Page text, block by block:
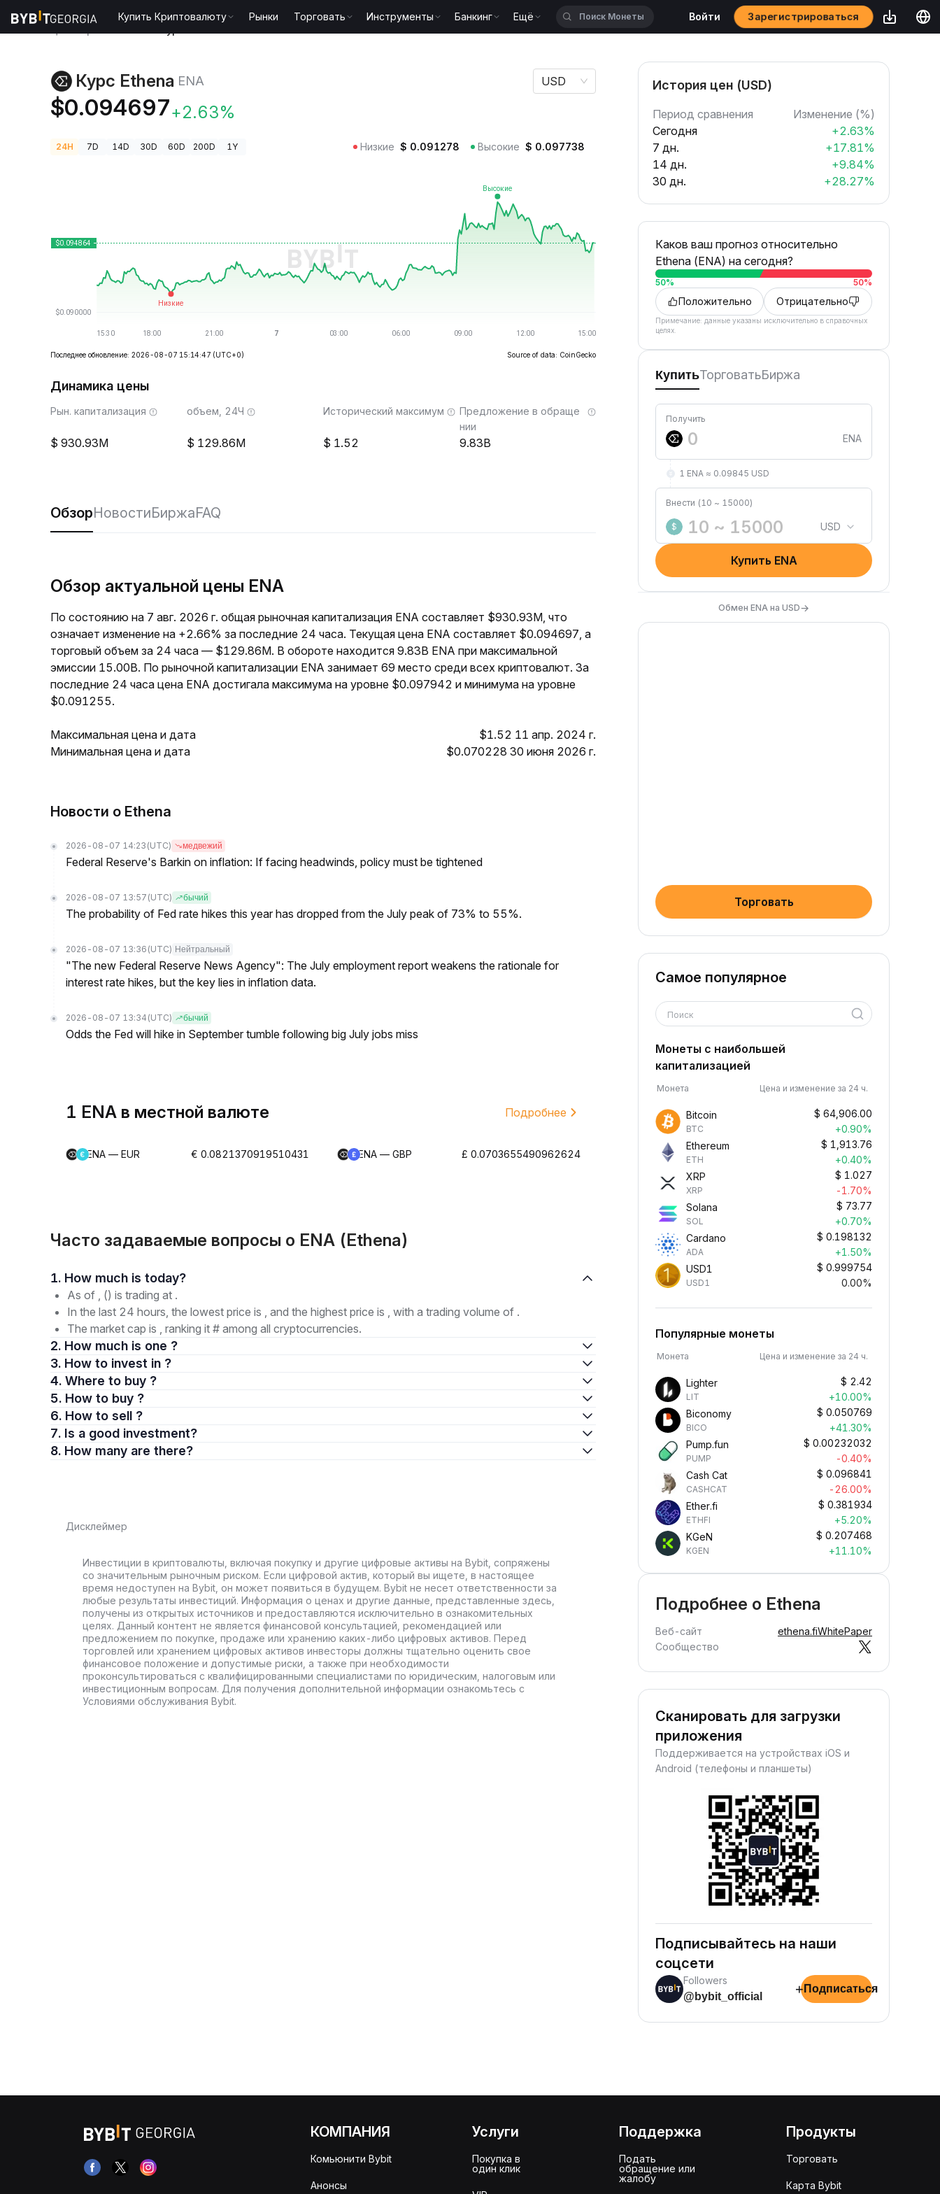
Купить Криптовалюту Рынки Торговать Инструменты Банкинг Ещё Войти Зарегистрироваться
Курс Ethena ENA
$0.094697+2.63%
USD
24H 7D 14D 30D 60D 200D 1Y Низкие $ 0.091278 Высокие $ 0.097738
Последнее обновление: 2026-08-07 15:14:47 (UTC+0) Source of data: CoinGecko
Динамика цены
Рын. капитализация
930.93M
объем, 24Ч
129.86M
Исторический максимум
1.52
Предложение в обраще
нии
9.83B
ОбзорНовостиБиржаFAQ
Обзор актуальной цены ENA
По состоянию на 7 авг. 2026 г. общая рыночная капитализация ENA составляет $930.93M, что
означает изменение на +2.66% за последние 24 часа. Текущая цена ENA составляет $0.094697, а
торговый объем за 24 часа — $129.86M. В обороте находится 9.83B ENA при максимальной
эмиссии 15.00B. По рыночной капитализации ENA занимает 69 место среди всех криптовалют. За
последние 24 часа цена ENA достигала максимума на уровне $0.097942 и минимума на уровне
$0.091255.
Максимальная цена и дата
$1.52 11 апр. 2024 г.
Минимальная цена и дата
$0.070228 30 июня 2026 г.
Новости о Ethena
2026-08-07 14:23 (UTC) медвежий
Federal Reserve's Barkin on inflation: If facing headwinds, policy must be tightened
2026-08-07 13:57 (UTC) бычий
The probability of Fed rate hikes this year has dropped from the July peak of 73% to 55%.
2026-08-07 13:36 (UTC) Нейтральный
"The new Federal Reserve News Agency": The July employment report weakens the rationale for
interest rate hikes, but the key lies in inflation data.
2026-08-07 13:34 (UTC) бычий
Odds the Fed will hike in September tumble following big July jobs miss
1 ENA в местной валюте Подробнее
ENA — EUR € 0.0821370919510431 ENA — GBP £ 0.0703655490962624
Часто задаваемые вопросы о ENA (Ethena)
1. How much is today?
As of , () is trading at .
In the last 24 hours, the lowest price is , and the highest price is , with a trading volume of .
The market cap is , ranking it # among all cryptocurrencies.
2. How much is one ?
3. How to invest in ?
4. Where to buy ?
5. How to buy ?
6. How to sell ?
7. Is a good investment?
8. How many are there?
Дисклеймер
Инвестиции в криптовалюты, включая покупку и другие цифровые активы на Bybit, сопряжены
со значительным рыночным риском. Если цифровой актив, который вы ищете, в настоящее
время недоступен на Bybit, он может появиться в будущем. Bybit не несет ответственности за
любые результаты инвестиций. Информация о ценах и другие данные, представленные здесь,
получены из открытых источников и предоставляются исключительно в ознакомительных
целях. Данный контент не является финансовой консультацией, рекомендацией или
предложением по покупке, продаже или хранению каких-либо цифровых активов. Перед
торговлей или хранением цифровых активов инвесторы должны тщательно оценить свое
финансовое положение и допустимые риски, а также при необходимости
проконсультироваться с квалифицированными специалистами по юридическим, налоговым или
инвестиционным вопросам. Для получения дополнительной информации ознакомьтесь с
Условиями обслуживания Bybit.
История цен (USD)
Период сравнения
Изменение (%)
Сегодня
+2.63%
7 дн.
+17.81%
14 дн.
+9.84%
30 дн.
+28.27%
Каков ваш прогноз относительно
Ethena (ENA) на сегодня?
50% 50%
Положительно Отрицательно
Примечание: данные указаны исключительно в справочных
целях.
КупитьТорговатьБиржа
Получить
ENA
1 ENA ≈ 0.09845 USD
Внести (10 ~ 15000)
$ USD
Купить ENA
Обмен ENA на USD→
Торговать
Самое популярное
Поиск
Монеты с наибольшей
капитализацией
Монета Цена и изменение за 24 ч.
Bitcoin
BTC
$ 64,906.00
+0.90%
Ethereum
ETH
$ 1,913.76
+0.40%
XRP
XRP
$ 1.027
-1.70%
Solana
SOL
$ 73.77
+0.70%
Cardano
ADA
$ 0.198132
+1.50%
USD1
USD1
$ 0.999754
0.00%
Популярные монеты
Монета Цена и изменение за 24 ч.
Lighter
LIT
$ 2.42
+10.00%
Biconomy
BICO
$ 0.050769
+41.30%
Pump.fun
PUMP
$ 0.00232032
-0.40%
Cash Cat
CASHCAT
$ 0.096841
-26.00%
Ether.fi
ETHFI
$ 0.381934
+5.20%
KGeN
KGEN
$ 0.207468
+11.10%
Подробнее о Ethena
Веб-сайт ethena.fiWhitePaper
Сообщество
Сканировать для загрузки
приложения
Поддерживается на устройствах iOS и
Android (телефоны и планшеты)
Подписывайтесь на наши
соцсети
Followers
@bybit_official
+ Подписаться
КОМПАНИЯ
Комьюнити Bybit
Анонсы
Услуги
Покупка в
один клик
Поддержка
Подать
обращение или
жалобу
Продукты
Торговать
Карта Bybit